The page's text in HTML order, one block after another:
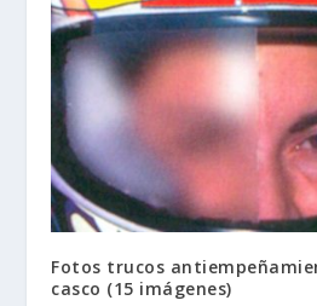
Fotos trucos
casco (15 imágenes)